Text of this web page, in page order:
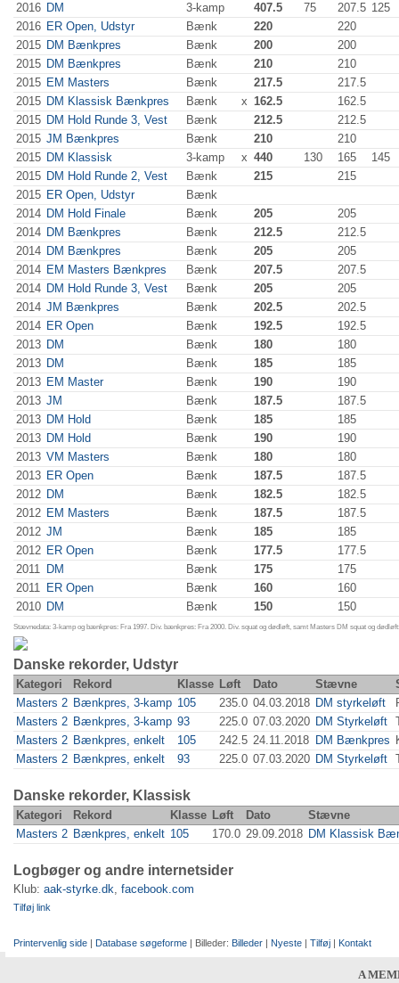
2016 DM 3-kamp 407.5 75 207.5 125
2016 ER Open, Udstyr Bænk 220
220
2015 DM Bænkpres Bænk 200
200
2015 DM Bænkpres Bænk 210
210
2015 EM Masters Bænk 217.5
217.5
2015 DM Klassisk Bænkpres Bænk x 162.5
162.5
2015 DM Hold Runde 3, Vest Bænk 212.5
212.5
2015 JM Bænkpres Bænk 210
210
2015 DM Klassisk 3-kamp x 440 130 165
145
2015 DM Hold Runde 2, Vest Bænk 215
215
2015 ER Open, Udstyr
Bænk
2014 DM Hold Finale Bænk 205
205
2014 DM Bænkpres Bænk 212.5
212.5
2014 DM Bænkpres Bænk 205
205
2014 EM Masters Bænkpres Bænk 207.5
207.5
2014 DM Hold Runde 3, Vest Bænk 205
205
2014 JM Bænkpres Bænk 202.5
202.5
2014 ER Open Bænk 192.5
192.5
2013 DM Bænk 180
180
2013 DM Bænk 185
185
2013 EM Master Bænk 190
190
2013 JM Bænk 187.5
187.5
2013 DM Hold Bænk 185
185
2013 DM Hold Bænk 190
190
2013 VM Masters Bænk 180
180
2013 ER Open Bænk 187.5
187.5
2012 DM Bænk 182.5
182.5
2012 EM Masters Bænk 187.5
187.5
2012 JM Bænk 185
185
2012 ER Open Bænk 177.5
177.5
2011 DM Bænk 175
175
2011 ER Open Bænk 160
160
2010 DM Bænk 150 150
Stævnedata: 3-kamp og bænkpres: Fra 1997. Div. bænkpres: Fra 2000. Div. squat og dødløft, samt Masters DM squat og
Danske rekorder, Udstyr
Kategori Rekord Klasse Løft Dato Stævne
Masters 2 Bænkpres, 3-kamp 105 235.0 04.03.2018 DM styrkeløft
Masters 2 Bænkpres, 3-kamp 93 225.0 07.03.2020 DM Styrkeløft
Masters 2 Bænkpres, enkelt 105 242.5 24.11.2018 DM Bænkpres
Masters 2 Bænkpres, enkelt 93 225.0 07.03.2020 DM Styrkeløft
Danske rekorder, Klassisk
Kategori Rekord Klasse Løft Dato
Stævne
Masters 2 Bænkpres, enkelt 105 170.0 29.09.2018 DM Klassisk
Logbøger og andre internetsider
Klub: aak-styrke.dk, facebook.com
Tilføj link
Printervenlig side | Database søgeforme | Billeder: Billeder | Nyeste | Tilføj | Kontakt
A